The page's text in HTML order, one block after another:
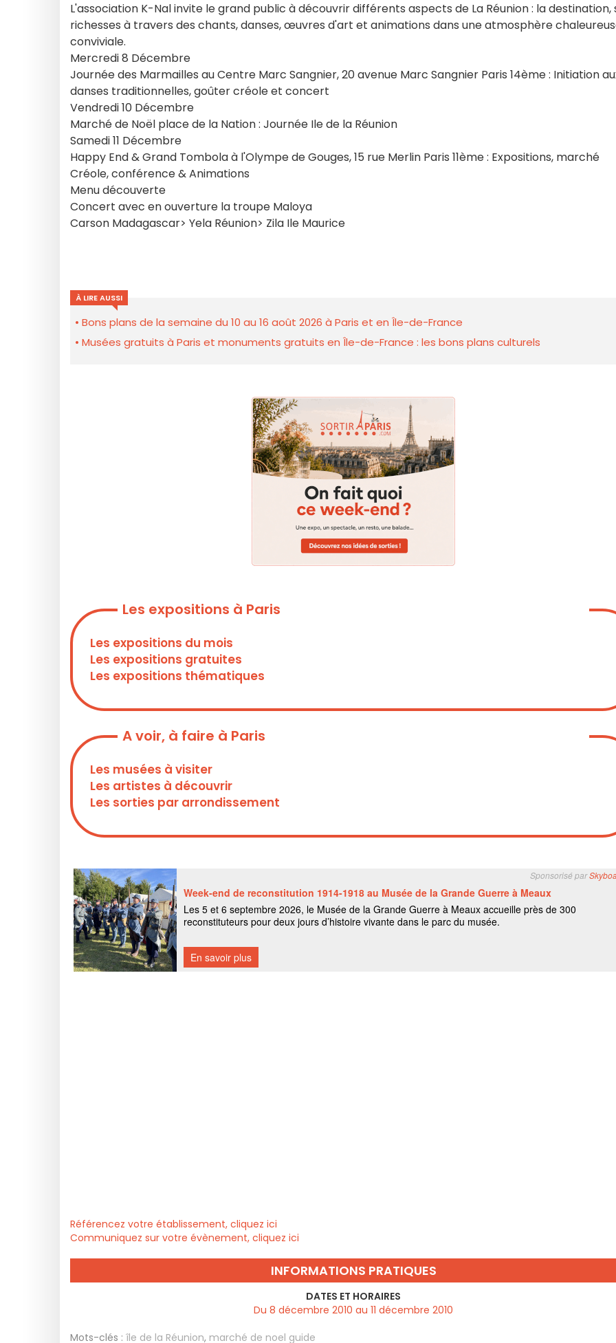
L'association K-Nal invite le grand public à découvrir différents aspects de La Réunion : la destination,
richesses à travers des chants, danses, œuvres d'art et animations dans une atmosphère
conviviale.
Mercredi 8 Décembre
Journée des Marmailles au Centre Marc Sangnier, 20 avenue Marc Sangnier Paris 14ème : Initiation
danses traditionnelles, goûter créole et concert
Vendredi 10 Décembre
Marché de Noël place de la Nation : Journée Ile de la Réunion
Samedi 11 Décembre
Happy End & Grand Tombola à l'Olympe de Gouges, 15 rue Merlin Paris 11ème : Expositions, marché
Créole, conférence & Animations
Menu découverte
Concert avec en ouverture la troupe Maloya
Carson Madagascar> Yela Réunion> Zila Ile Maurice
À LIRE AUSSI
Bons plans de la semaine du 10 au 16 août 2026 à Paris et en Île-de-France
Musées gratuits à Paris et monuments gratuits en Île-de-France : les bons plans culturels
Les expositions à Paris
Les expositions du mois
Les expositions gratuites
Les expositions thématiques
A voir, à faire à Paris
Les musées à visiter
Les artistes à découvrir
Les sorties par arrondissement
Référencez votre établissement, cliquez ici
Communiquez sur votre évènement, cliquez ici
INFORMATIONS PRATIQUES
DATES ET HORAIRES
Du 8 décembre 2010 au 11 décembre 2010
Mots-clés : île de la Réunion, marché de noel guide